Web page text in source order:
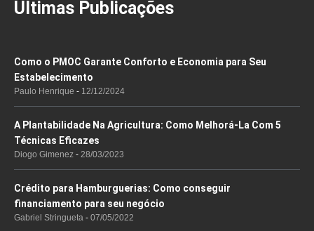
Últimas Publicações
Como o PMOC Garante Conforto e Economia para Seu
Estabelecimento
Paulo Henrique 12/12/2024
A Plantabilidade Na Agricultura: Como Melhorá-La Com 5
Técnicas Eficazes
Diogo Gimenez 28/03/2023
Crédito para Hamburguerias: Como conseguir
financiamento para seu negócio
Gabriel Stringueta 07/05/2022